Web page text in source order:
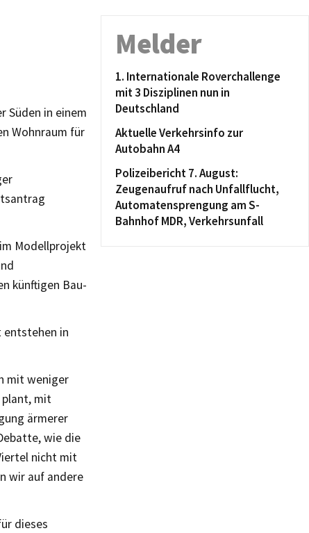
Süden in einem
Wohnraum für
Modellprojekt
künftigen Bau-
entstehen in
mit weniger
plant, mit
ärmerer
wie die
nicht mit
wir auf andere
dieses
Melder
1. Internationale Roverchallenge
mit 3 Disziplinen nun in
Deutschland
Aktuelle Verkehrsinfo zur
Autobahn A4
Polizeibericht 7. August:
Zeugenaufruf nach Unfallflucht,
Automatensprengung am S-
Bahnhof MDR, Verkehrsunfall